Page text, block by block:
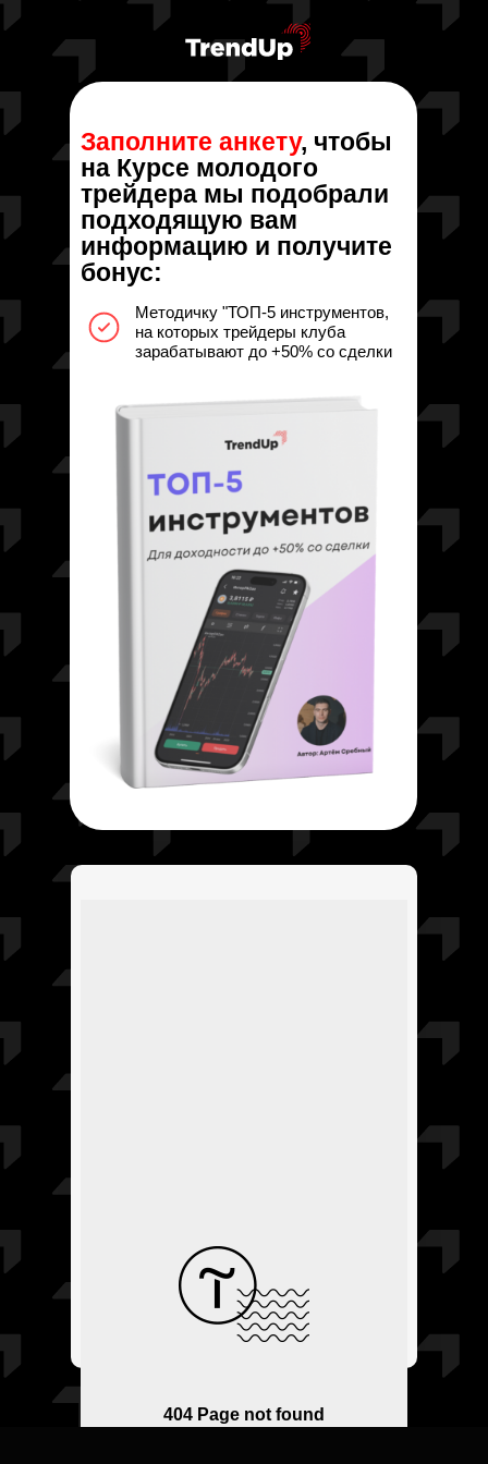
Заполните анкету, чтобы
на Курсе молодого
трейдера мы подобрали
подходящую вам
информацию и получите
бонус:
Методичку "ТОП-5 инструментов,
на которых трейдеры клуба
зарабатывают до +50% со сделки